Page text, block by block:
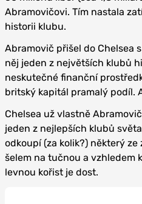
Abramovičovi. Tím nastala
historii klubu.
Abramovič přišel do Chelsea
něj jeden z největších klubů
neskutečné finanční
britský kapitál pramalý podíl.
Chelsea už vlastně
jeden z nejlepších klubů
odkoupí (za kolik?) některý
šelem na tučnou a vzhledem
levnou kořist je dost.